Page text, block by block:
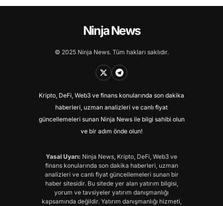
Ninja News
© 2025 Ninja News. Tüm hakları saklıdır.
Kripto, DeFi, Web3 ve finans konularında son dakika
haberleri, uzman analizleri ve canlı fiyat
güncellemeleri sunan Ninja News ile bilgi sahibi olun
ve bir adım önde olun!
Yasal Uyarı: Ninja News, Kripto, DeFi, Web3 ve
finans konularında son dakika haberleri, uzman
analizleri ve canlı fiyat güncellemeleri sunan bir
haber sitesidir. Bu sitede yer alan yatırım bilgisi,
yorum ve tavsiyeler yatırım danışmanlığı
kapsamında değildir. Yatırım danışmanlığı hizmeti,